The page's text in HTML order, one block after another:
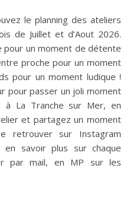
de Juillet et d’Aout 2026.
pour un moment de détente
proche pour un moment
pour un moment ludique !
pour passer un joli moment
La Tranche sur Mer, en
et partagez un moment
retrouver sur Instagram
en savoir plus sur chaque
par mail, en MP sur les